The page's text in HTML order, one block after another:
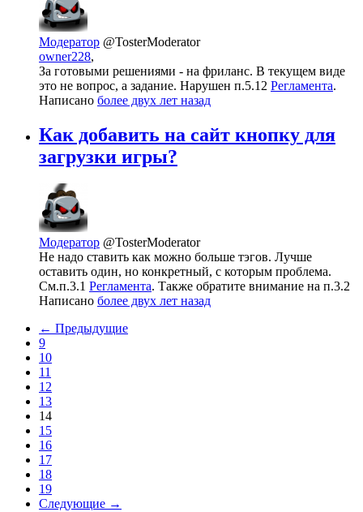
Модератор @TosterModerator
owner228,
За готовыми решениями - на фриланс. В текущем виде
это не вопрос, а задание. Нарушен п.5.12 Регламента.
Написано более двух лет назад
Как добавить на сайт кнопку для
загрузки игры?
Модератор @TosterModerator
Не надо ставить как можно больше тэгов. Лучше
оставить один, но конкретный, с которым проблема.
См.п.3.1 Регламента. Также обратите внимание на п.3.2
Написано более двух лет назад
← Предыдущие
9
10
11
12
13
14
15
16
17
18
19
Следующие →